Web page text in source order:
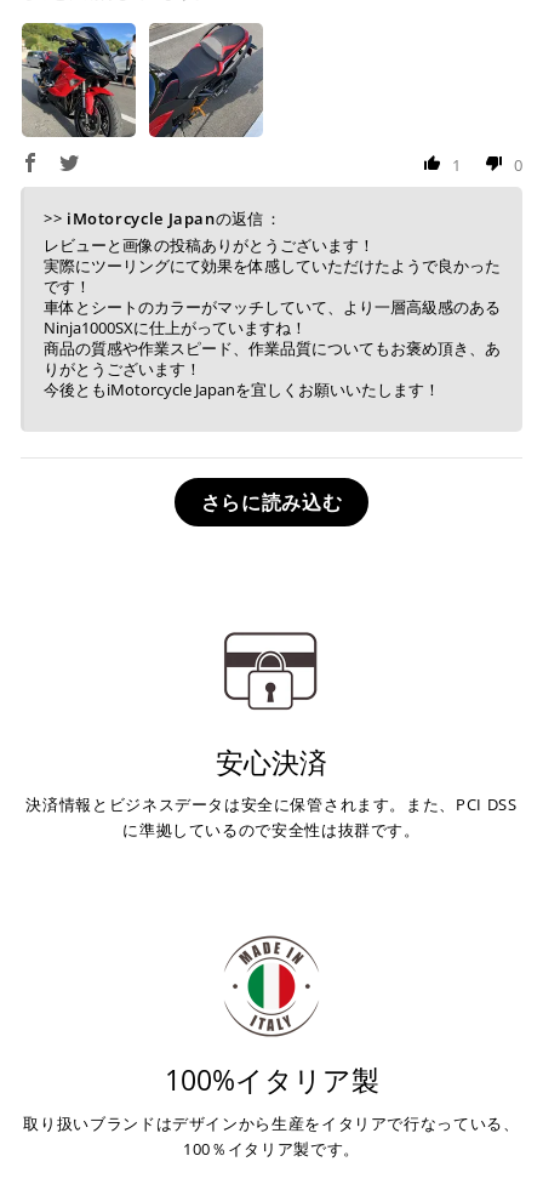
1 0
>> iMotorcycle Japanの返信：
レビューと画像の投稿ありがとうございます！
実際にツーリングにて効果を体感していただけたようで良かった
です！
車体とシートのカラーがマッチしていて、より一層高級感のある
Ninja1000SXに仕上がっていますね！
商品の質感や作業スピード、作業品質についてもお褒め頂き、あ
りがとうございます！
今後ともiMotorcycle Japanを宜しくお願いいたします！
さらに読み込む
安心決済
決済情報とビジネスデータは安全に保管されます。また、PCI DSS
に準拠しているので安全性は抜群です。
100%イタリア製
取り扱いブランドはデザインから生産をイタリアで行なっている、
100％イタリア製です。